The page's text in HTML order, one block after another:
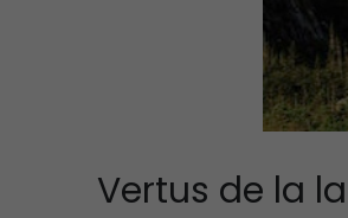
Vertus de la